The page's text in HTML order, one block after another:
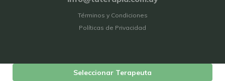
Seleccionar Terapeuta
Términos y Condiciones
Políticas de Privacidad